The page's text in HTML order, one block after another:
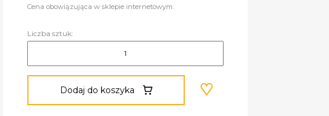
Cena obowiązująca w sklepie internetowym.
Liczba sztuk:
Dodaj do koszyka